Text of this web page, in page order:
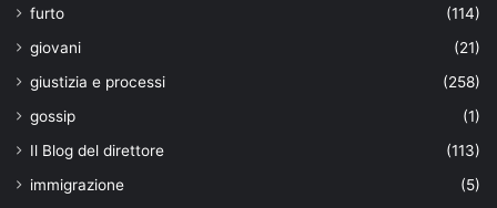
furto
(114)
giovani
(21)
giustizia e processi
(258)
gossip
(1)
Il Blog del direttore
(113)
immigrazione
(5)